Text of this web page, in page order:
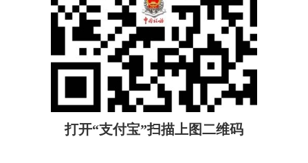
打开“支付宝”扫描上图二维码